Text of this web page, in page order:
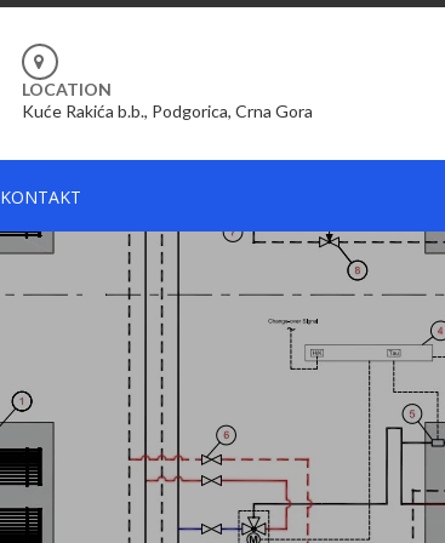
LOCATION
Kuće Rakića b.b., Podgorica, Crna Gora
KONTAKT